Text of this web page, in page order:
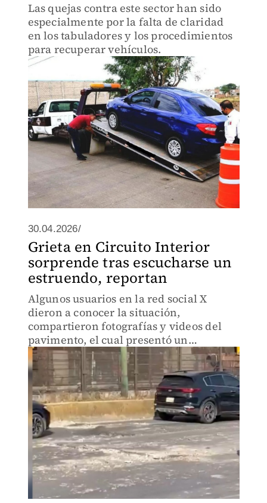
Las quejas contra este sector han sido
especialmente por la falta de claridad
en los tabuladores y los procedimientos
para recuperar vehículos.
30.04.2026/
Grieta en Circuito Interior
sorprende tras escucharse un
estruendo, reportan
Algunos usuarios en la red social X
dieron a conocer la situación,
compartieron fotografías y videos del
pavimento, el cual presentó un
levantamiento en la zona.